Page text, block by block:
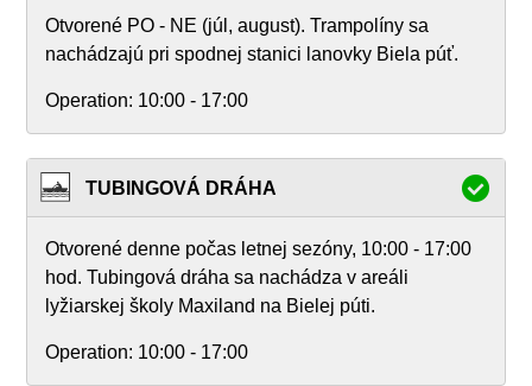
Otvorené PO - NE (júl, august). Trampolíny sa
nachádzajú pri spodnej stanici lanovky Biela púť.
Operation: 10:00 - 17:00
TUBINGOVÁ DRÁHA
Otvorené denne počas letnej sezóny, 10:00 - 17:00
hod. Tubingová dráha sa nachádza v areáli
lyžiarskej školy Maxiland na Bielej púti.
Operation: 10:00 - 17:00